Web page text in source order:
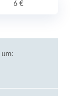
6 €